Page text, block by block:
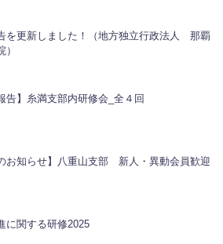
を更新しました！（地方独立行政法人 那覇
）
告】糸満支部内研修会_全４回
お知らせ】八重山支部 新人・異動会員歓迎
に関する研修2025